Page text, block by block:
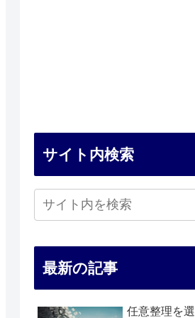
サイト内検索
最新の記事
任意整理を